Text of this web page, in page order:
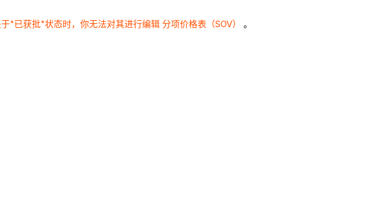
"已获批"状态时，你无法对其进行编辑 分项价格表（SOV） 。